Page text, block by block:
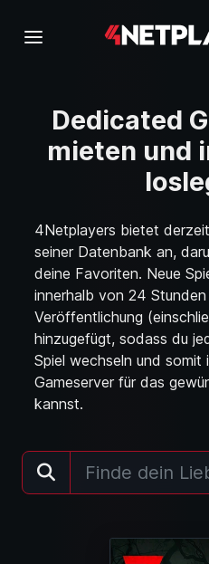
Dedicated
mieten und
4Netplayers bietet
seiner Datenbank an,
deine Favoriten. Neue
innerhalb von 24
Veröffentlichung
hinzugefügt, sodass du
Spiel wechseln und somit
Gameserver für das
kannst.